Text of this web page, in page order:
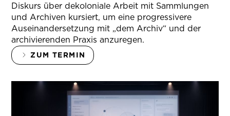
Diskurs über dekoloniale Arbeit mit Sammlungen
und Archiven kursiert, um eine progressivere
Auseinandersetzung mit „dem Archiv“ und der
archivierenden Praxis anzuregen.
ZUM TERMIN